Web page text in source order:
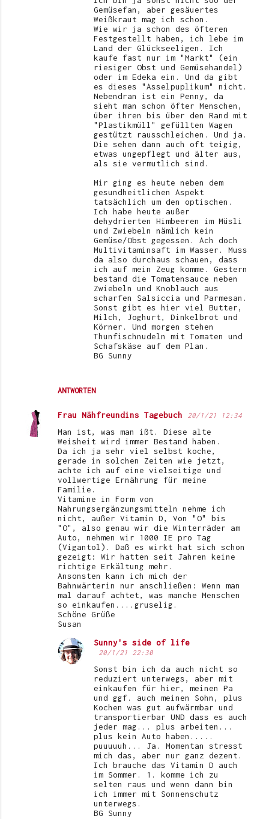
ANTWORTEN
Gemüsefan, aber gesäuertes
Weißkraut mag ich schon.
Wie wir ja schon des öfteren
Festgestellt haben, ich lebe im
Land der Glückseeligen. Ich
kaufe fast nur im "Markt" (ein
riesiger Obst und Gemüsehandel)
oder im Edeka ein. Und da gibt
es dieses "Asselpuplikum" nicht.
Nebendran ist ein Penny, da
sieht man schon öfter Menschen,
über ihren bis über den Rand mit
"Plastikmüll" gefüllten Wagen
gestützt rausschleichen. Und ja.
Die sehen dann auch oft teigig,
etwas ungepflegt und älter aus,
als sie vermutlich sind.
Mir ging es heute neben dem
gesundheitlichen Aspekt
tatsächlich um den optischen.
Ich habe heute außer
dehydrierten Himbeeren im Müsli
und Zwiebeln nämlich kein
Gemüse/Obst gegessen. Ach doch
Multivitaminsaft im Wasser. Muss
da also durchaus schauen, dass
ich auf mein Zeug komme. Gestern
bestand die Tomatensauce neben
Zwiebeln und Knoblauch aus
scharfen Salsiccia und Parmesan.
Sonst gibt es hier viel Butter,
Milch, Joghurt, Dinkelbrot und
Körner. Und morgen stehen
Thunfischnudeln mit Tomaten und
Schafskäse auf dem Plan.
BG Sunny
Frau Nähfreundins Tagebuch 20/1/21 12:34
Man ist, was man ißt. Diese alte
Weisheit wird immer Bestand haben.
Da ich ja sehr viel selbst koche,
gerade in solchen Zeiten wie jetzt,
achte ich auf eine vielseitige und
vollwertige Ernährung für meine
Familie.
Vitamine in Form von
Nahrungsergänzungsmitteln nehme ich
nicht, außer Vitamin D, Von "O" bis
"O", also genau wir die Winterräder am
Auto, nehmen wir 1000 IE pro Tag
(Vigantol). Daß es wirkt hat sich schon
gezeigt: Wir hatten seit Jahren keine
richtige Erkältung mehr.
Ansonsten kann ich mich der
Bahnwärterin nur anschließen: Wenn man
mal darauf achtet, was manche Menschen
so einkaufen....gruselig.
Schöne Grüße
Susan
Sunny's side of life
20/1/21 22:30
Sonst bin ich da auch nicht so
reduziert unterwegs, aber mit
einkaufen für hier, meinen Pa
und ggf. auch meinen Sohn, plus
Kochen was gut aufwärmbar und
transportierbar UND dass es auch
jeder mag... plus arbeiten...
plus kein Auto haben.....
puuuuuh... Ja. Momentan stresst
mich das, aber nur ganz dezent.
Ich brauche das Vitamin D auch
im Sommer. 1. komme ich zu
selten raus und wenn dann bin
ich immer mit Sonnenschutz
unterwegs.
BG Sunny